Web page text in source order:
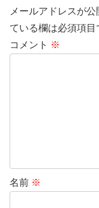
メールアドレスが公
ている欄は必須項目
コメント ※
名前 ※